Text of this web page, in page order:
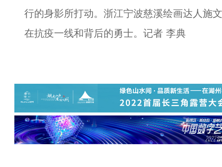
行的身影所打动。浙江宁波慈溪绘画达人施
在抗疫一线和背后的勇士。记者 李典